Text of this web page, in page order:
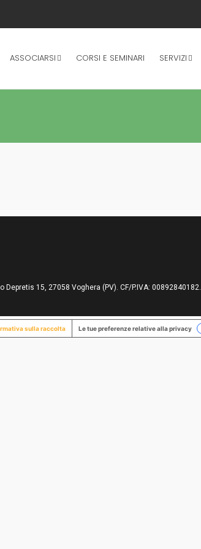
ASSOCIARSI CORSI E SEMINARI SERVIZI
15, 27058 Voghera (PV). CF/P.IVA: 00892840182.
sulla raccolta Le tue preferenze relative alla privacy